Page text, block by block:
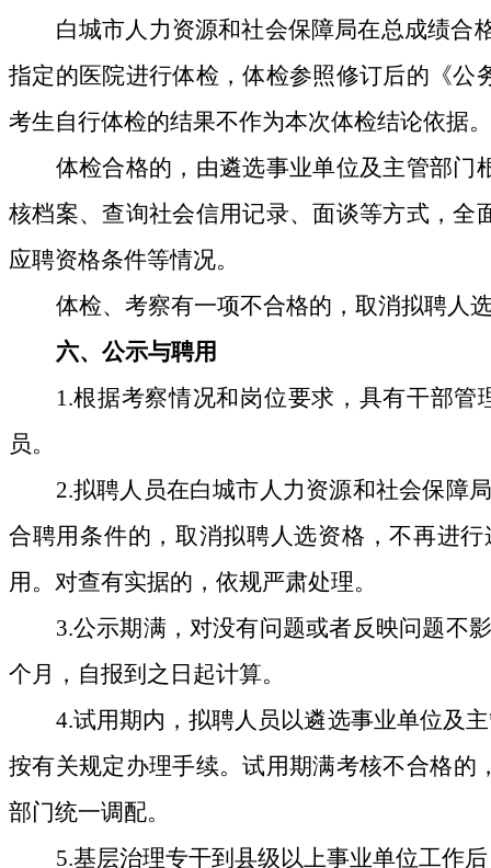
白城市人力资源和社会保障局在总成绩合
指定的医院进行体检，体检参照修订后的《
考生自行体检的结果不作为本次体检结论依据。
体检合格的，由遴选事业单位及主管部门
核档案、查询社会信用记录、面谈等方式，
应聘资格条件等情况。
体检、考察有一项不合格的 ，取消拟聘人
六、公示与聘用
1.根据考察情况和岗位要求，具有干部管
员。
2.拟聘人员在白城市人力资源和社会保障
合聘用条件的，取消拟聘人选资格，不再进行
用。 对查有实据的，依规严肃处理。
3.公示期满，对没有问题或者反映问题不
个月
，自报到之日起计算。
4.试用期内，拟聘人员以遴选事业单位及
按有关规定办理手续。试用期满考核不合格的
部门统一调配。
5.基层治理专干到 县级以上事业单位工作